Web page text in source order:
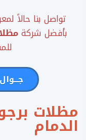
تواصل بنا حالاً
بأفضل شركة
جـــوال
مظلات
الدمام